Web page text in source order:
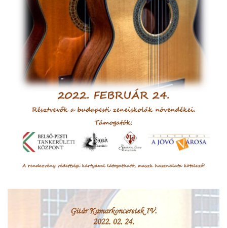
Területi Válogatója